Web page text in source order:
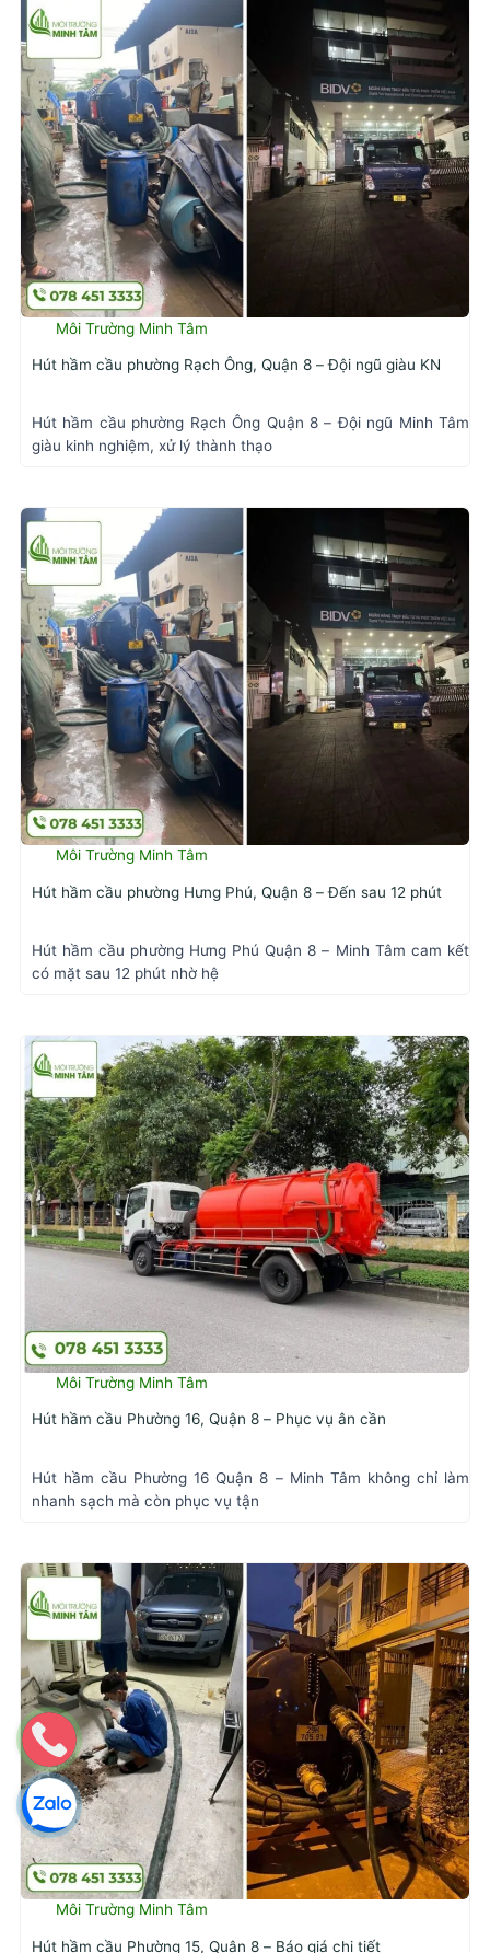
Môi Trường Minh Tâm
Hút hầm cầu phường Rạch Ông, Quận 8 – Đội ngũ giàu KN
Hút hầm cầu phường Rạch Ông Quận 8 – Đội ngũ Minh Tâm
giàu kinh nghiệm, xử lý thành thạo
Môi Trường Minh Tâm
Hút hầm cầu phường Hưng Phú, Quận 8 – Đến sau 12 phút
Hút hầm cầu phường Hưng Phú Quận 8 – Minh Tâm cam kết
có mặt sau 12 phút nhờ hệ
Môi Trường Minh Tâm
Hút hầm cầu Phường 16, Quận 8 – Phục vụ ân cần
Hút hầm cầu Phường 16 Quận 8 – Minh Tâm không chỉ làm
nhanh sạch mà còn phục vụ tận
Môi Trường Minh Tâm
Hút hầm cầu Phường 15, Quận 8 – Báo giá chi tiết